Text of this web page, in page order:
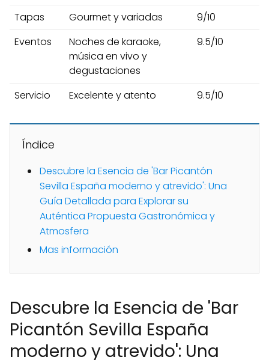
Tapas Gourmet y variadas
9/10
Eventos
Noches de karaoke,
música en vivo y
degustaciones
9.5/10
Servicio Excelente y atento 9.5/10
Índice
Descubre la Esencia de 'Bar Picantón
Sevilla España moderno y atrevido': Una
Guía Detallada para Explorar su
Auténtica Propuesta Gastronómica y
Atmosfera
Mas información
Descubre la Esencia de 'Bar
Picantón Sevilla España
moderno y atrevido': Una